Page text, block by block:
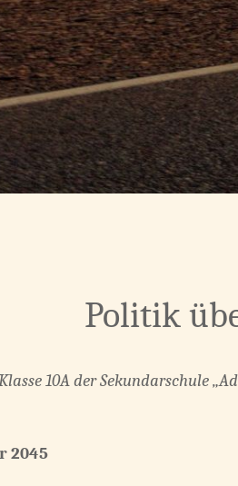
Politik
10A der Sekundarschule
2045